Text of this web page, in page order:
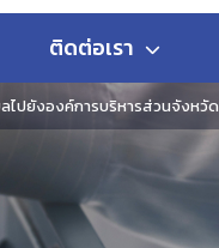
ติดต่อเรา
ไปยังองค์การบริหารส่วนจังหวัด